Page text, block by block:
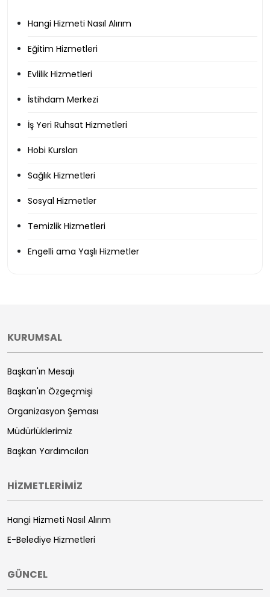
Hangi Hizmeti Nasıl Alırım
Eğitim Hizmetleri
Evlilik Hizmetleri
İstihdam Merkezi
İş Yeri Ruhsat Hizmetleri
Hobi Kursları
Sağlık Hizmetleri
Sosyal Hizmetler
Temizlik Hizmetleri
Engelli ama Yaşlı Hizmetler
KURUMSAL
Başkan'ın Mesajı
Başkan'ın Özgeçmişi
Organizasyon Şeması
Müdürlüklerimiz
Başkan Yardımcıları
HİZMETLERİMİZ
Hangi Hizmeti Nasıl Alırım
E-Belediye Hizmetleri
GÜNCEL